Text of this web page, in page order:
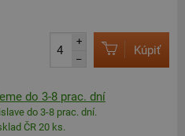
+
–
Kúpiť
do 3-8 prac. dní
do 3-8 prac. dní.
ČR 20 ks.